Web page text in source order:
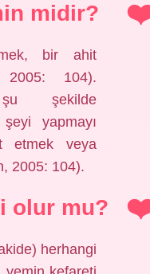
midir?
bir ahit
2005: 104).
şekilde
şeyi yapmayı
etmek veya
2005: 104).
olur mu?
herhangi